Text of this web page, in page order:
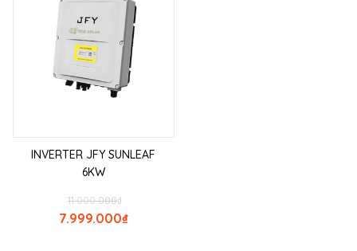
INVERTER JFY SUNLEAF
6KW
₫
11.000.000
₫
7.999.000